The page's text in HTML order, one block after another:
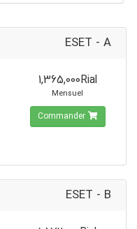
ESET - A
1,365,000Rial
Mensuel
Commander
ESET - B